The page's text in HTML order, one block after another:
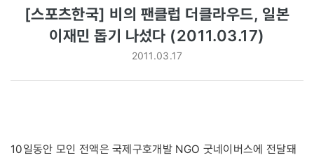
[스포츠한국] 비의 팬클럽 더클라우드, 일본
이재민 돕기 나섰다 (2011.03.17)
2011.03.17
10일동안 모인 전액은 국제구호개발 NGO 굿네이버스에 전달돼